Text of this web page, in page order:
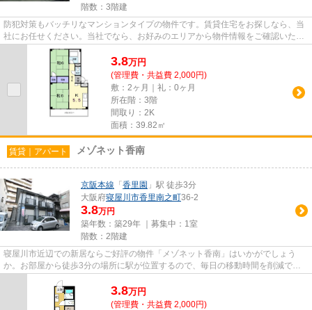
階数：3階建
防犯対策もバッチリなマンションタイプの物件です。賃貸住宅をお探しなら、当
社にお任せください。当社でなら、お好みのエリアから物件情報をご確認いただ
けます。ご不明な点やご要望...
3.8万円
(管理費・共益費 2,000円)
敷：2ヶ月｜礼：0ヶ月
所在階：3階
間取り：2K
面積：39.82㎡
賃貸｜アパート メゾネット香南
京阪本線 「 香里園 」駅 徒歩3分
大阪府寝屋川市香里南之町36-2
3.8万円
築年数：築29年 ｜募集中： 1室
階数：2階建
寝屋川市近辺での新居ならご好評の物件「メゾネット香南」はいかがでしょう
か。お部屋から徒歩3分の場所に駅が位置するので、毎日の移動時間を削減でき
3.8万円
(管理費・共益費 2,000円)